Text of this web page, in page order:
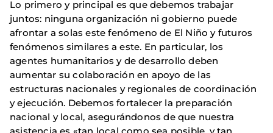
Lo primero y principal es que debemos trabajar
juntos: ninguna organización ni gobierno puede
afrontar a solas este fenómeno de El Niño y futuros
fenómenos similares a este. En particular, los
agentes humanitarios y de desarrollo deben
aumentar su colaboración en apoyo de las
estructuras nacionales y regionales de coordinación
y ejecución. Debemos fortalecer la preparación
nacional y local, asegurándonos de que nuestra